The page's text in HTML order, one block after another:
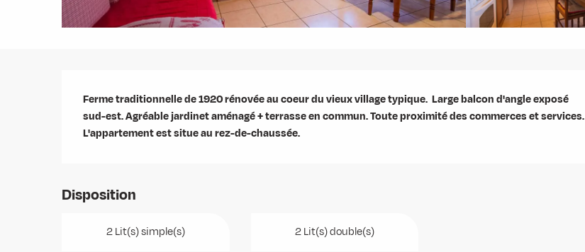
Description
Ferme traditionnelle de 1920 rénovée au coeur du vieux village typique.  Large balcon d'angle exposé
sud-est. Agréable jardinet aménagé + terrasse en commun. Toute proximité des commerces et services.
L'appartement est situe au rez-de-chaussée.
Disposition
2 Lit(s) simple(s) 2 Lit(s) double(s)